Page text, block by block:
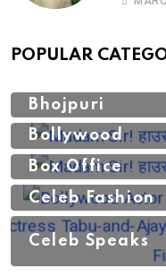
POPULAR
Bhojpuri
Bollywood
Box Office
Celeb Fashion
Celeb Speaks